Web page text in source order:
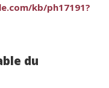
kb/ph17191?
du